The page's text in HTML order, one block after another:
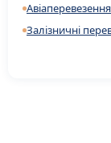
Авіаперевезення
Залізничні